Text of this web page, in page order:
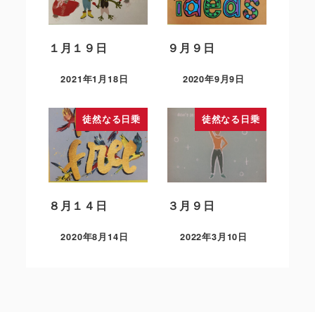
１月１９日
2021年1月18日
９月９日
2020年9月9日
徒然なる日乗
８月１４日
2020年8月14日
徒然なる日乗
３月９日
2022年3月10日